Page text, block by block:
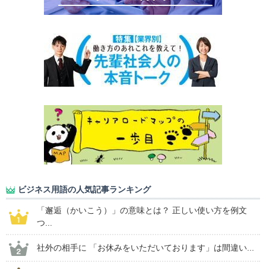
ビジネス用語の人気記事ランキング
「邂逅（かいこう）」の意味とは？ 正しい使い方を例文
つ...
社外の相手に 「お休みをいただいております」は間違い...